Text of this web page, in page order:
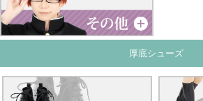
厚底シューズ